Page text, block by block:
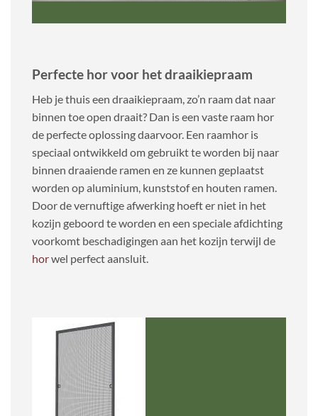
Perfecte hor voor het draaikiepraam
Heb je thuis een draaikiepraam, zo’n raam dat naar
binnen toe open draait? Dan is een vaste raam hor
de perfecte oplossing daarvoor. Een raamhor is
speciaal ontwikkeld om gebruikt te worden bij naar
binnen draaiende ramen en ze kunnen geplaatst
worden op aluminium, kunststof en houten ramen.
Door de vernuftige afwerking hoeft er niet in het
kozijn geboord te worden en een speciale afdichting
voorkomt beschadigingen aan het kozijn terwijl de
horwel perfect aansluit.